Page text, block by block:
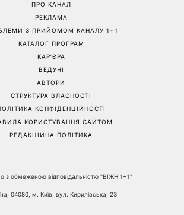
ПРО КАНАЛ
РЕКЛАМА
З ПРИЙОМОМ КАНАЛУ 1+1
КАТАЛОГ ПРОГРАМ
КАР’ЄРА
ВЕДУЧІ
АВТОРИ
СТРУКТУРА ВЛАСНОСТІ
КОНФІДЕНЦІЙНОСТІ
КОРИСТУВАННЯ САЙТОМ
РЕДАКЦІЙНА ПОЛІТИКА
з обмеженою відповідальністю "ВІЖН 1+1"
04080, м. Київ, вул. Кирилівська, 23